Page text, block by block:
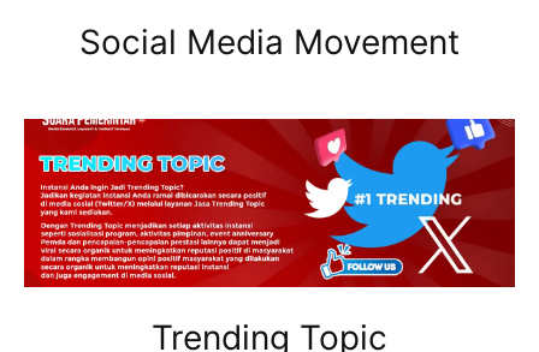
Social Media Movement
Trending Topic